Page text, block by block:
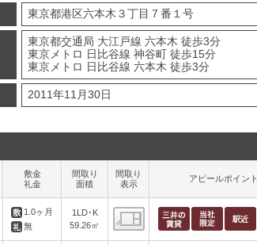
東京都港区六本木３丁目７番１号
東京都交通局 大江戸線 六本木 徒歩3分
東京メトロ 日比谷線 神谷町 徒歩15分
東京メトロ 日比谷線 六本木 徒歩3分
2011年11月30日
敷金
礼金
間取り
面積
間取り
表示
アピールポイント
1.0ヶ月
無
1LD･K
59.26㎡
間取り表示